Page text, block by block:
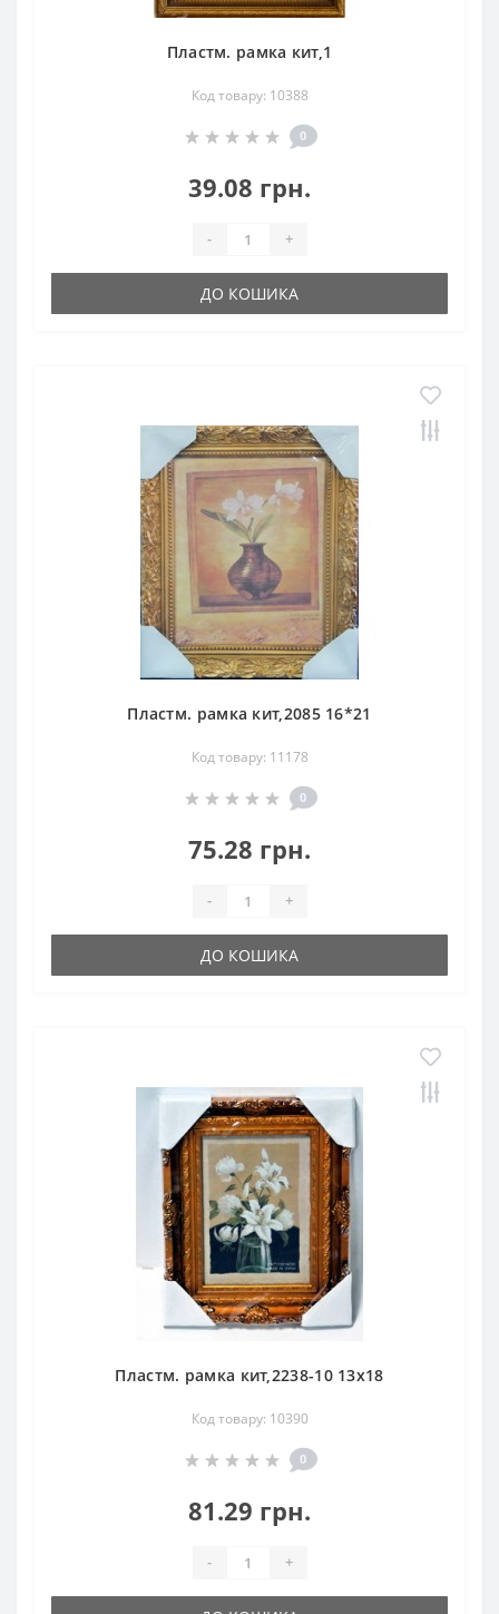
Пластм. рамка кит,1
Код товару: 10388
0
39.08 грн.
- +
ДО КОШИКА
Пластм. рамка кит,2085 16*21
Код товару: 11178
0
75.28 грн.
- +
ДО КОШИКА
Пластм. рамка кит,2238-10 13х18
Код товару: 10390
0
81.29 грн.
- +